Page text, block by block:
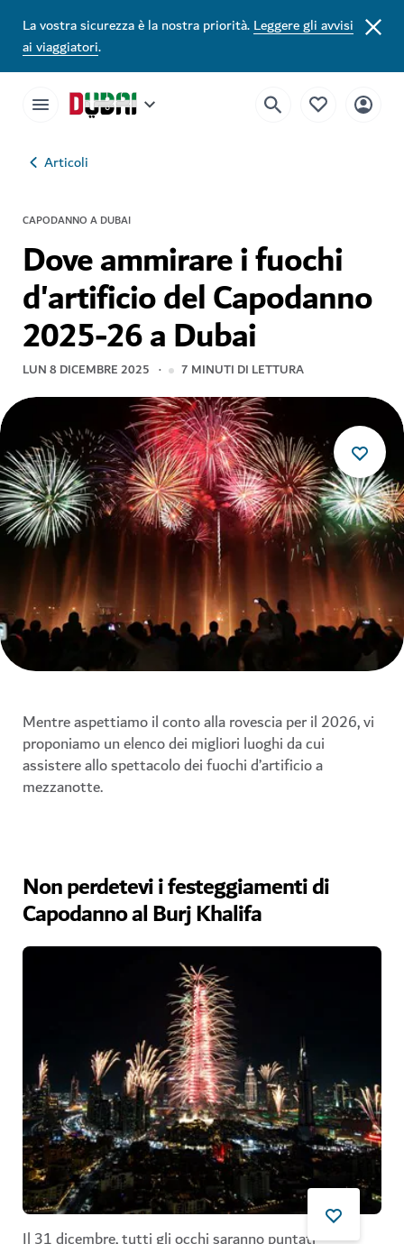
La vostra sicurezza è la nostra priorità.Leggere gli avvisi
ai viaggiatori.
Articoli
CAPODANNO A DUBAI
Dove ammirare i fuochi
d'artificio del Capodanno
2025-26 a Dubai
LUN 8 DICEMBRE 2025 7 MINUTI DI LETTURA
Mentre aspettiamo il conto alla rovescia per il 2026, vi
proponiamo un elenco dei migliori luoghi da cui
assistere allo spettacolo dei fuochi d’artificio a
mezzanotte.
Non perdetevi i festeggiamenti di
Capodanno al Burj Khalifa